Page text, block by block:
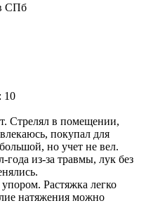
СПб
10
Стрелял в помещении,
покупал для
но учет не вел.
из-за травмы, лук без
Растяжка легко
натяжения можно